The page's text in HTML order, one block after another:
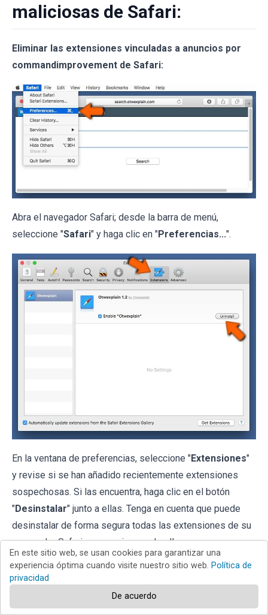
maliciosas de Safari:
Eliminar las extensiones vinculadas a anuncios por
commandimprovement de Safari:
Abra el navegador Safari; desde la barra de menú,
seleccione "Safari" y haga clic en "Preferencias...".
En la ventana de preferencias, seleccione "Extensiones"
y revise si se han añadido recientemente extensiones
sospechosas. Si las encuentra, haga clic en el botón
"Desinstalar" junto a ellas. Tenga en cuenta que puede
desinstalar de forma segura todas las extensiones de su
navegador Safari, ya que ninguna de ellas es
imprescindible para el normal funcionamiento del
navegador.
En este sitio web, se usan cookies para garantizar una
experiencia óptima cuando visite nuestro sitio web. Política de
privacidad
De acuerdo